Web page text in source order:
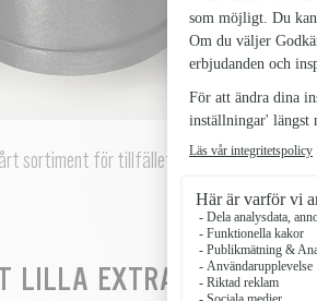
sortiment för tillfället.
LILLA EXTRA